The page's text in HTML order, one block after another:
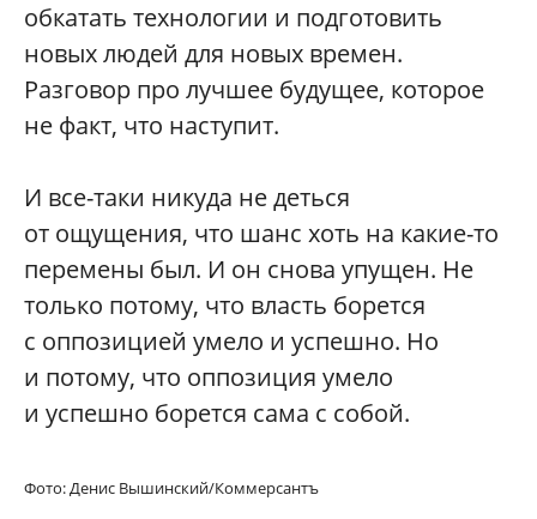
обкатать технологии и подготовить
новых людей для новых времен.
Разговор про лучшее будущее, которое
не факт, что наступит.
И все-таки никуда не деться
от ощущения, что шанс хоть на какие-то
перемены был. И он снова упущен. Не
только потому, что власть борется
с оппозицией умело и успешно. Но
и потому, что оппозиция умело
и успешно борется сама с собой.
Фото: Денис Вышинский/Коммерсантъ